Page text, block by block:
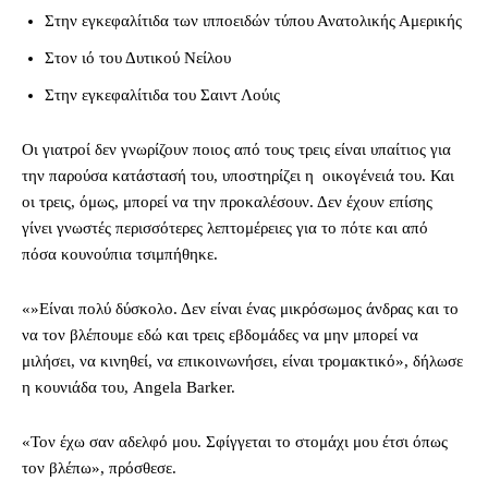
Στην εγκεφαλίτιδα των ιπποειδών τύπου Ανατολικής Αμερικής
Στον ιό του Δυτικού Νείλου
Στην εγκεφαλίτιδα του Σαιντ Λούις
Οι γιατροί δεν γνωρίζουν ποιος από τους τρεις είναι υπαίτιος για
την παρούσα κατάστασή του, υποστηρίζει η οικογένειά του. Και
οι τρεις, όμως, μπορεί να την προκαλέσουν. Δεν έχουν επίσης
γίνει γνωστές περισσότερες λεπτομέρειες για το πότε και από
πόσα κουνούπια τσιμπήθηκε.
«»Είναι πολύ δύσκολο. Δεν είναι ένας μικρόσωμος άνδρας και το
να τον βλέπουμε εδώ και τρεις εβδομάδες να μην μπορεί να
μιλήσει, να κινηθεί, να επικοινωνήσει, είναι τρομακτικό», δήλωσε
η κουνιάδα του, Angela Barker.
«Τον έχω σαν αδελφό μου. Σφίγγεται το στομάχι μου έτσι όπως
τον βλέπω», πρόσθεσε.